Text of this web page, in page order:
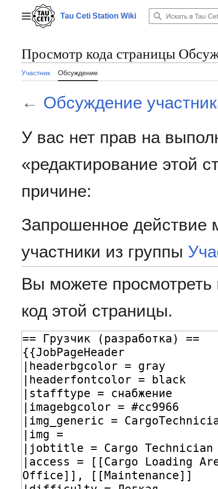
содержаниюГлавное менюTau Ceti Station Wiki
Просмотр кода страницы
Участник Обсуждение
← Обсуждение
У вас нет прав на
«редактирование этой
причине:
Запрошенное действие
участники из группы
Вы можете просмотреть
код этой страницы.